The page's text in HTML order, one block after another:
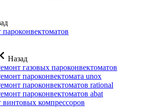
пароконвектоматов
Назад
газовых пароконвектоматов
пароконвектомата unox
пароконвектоматов rational
пароконвектоматов abat
винтовых компрессоров